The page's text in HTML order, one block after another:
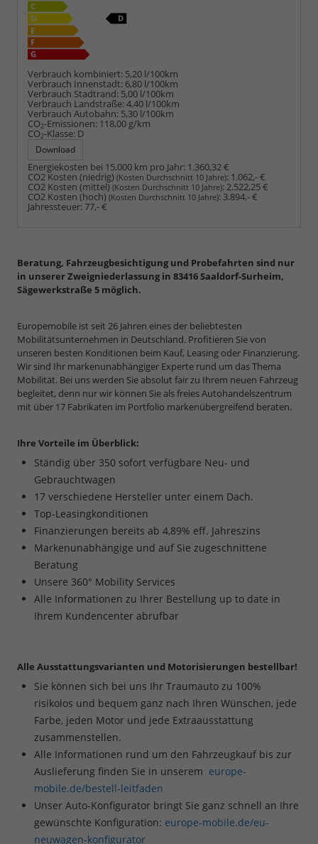
Verbrauch kombiniert: 5,20 l/100km
Verbrauch Innenstadt: 6,80 l/100km
Verbrauch Stadtrand: 5,00 l/100km
Verbrauch Landstraße:4,40 l/100km
Verbrauch Autobahn: 5,30 l/100km
CO2-Emissionen: 118,00 g/km
CO2-Klasse: D
Download
Energiekosten bei 15.000 km pro Jahr: 1.360,32 €
CO2 Kosten (niedrig) (Kosten Durchschnitt 10 Jahre): 1.062,- €
CO2 Kosten (mittel) (Kosten Durchschnitt 10 Jahre):2.522,25 €
CO2 Kosten (hoch) (Kosten Durchschnitt 10 Jahre): 3.894,- €
Jahressteuer:77,- €
Beratung, Fahrzeugbesichtigung und Probefahrten sind nur
in unserer Zweigniederlassung in 83416 Saaldorf-Surheim,
Sägewerkstraße 5 möglich.
Europemobile ist seit 26 Jahren eines der beliebtesten
Mobilitätsunternehmen in Deutschland. Profitieren Sie von
unseren besten Konditionen beim Kauf, Leasing oder Finanzierung.
Wir sind Ihr markenunabhängiger Experte rund um das Thema
Mobilität. Bei uns werden Sie absolut fair zu Ihrem neuen Fahrzeug
begleitet, denn nur wir können Sie als freies Autohandelszentrum
mit über 17 Fabrikaten im Portfolio markenübergreifend beraten.
Ihre Vorteile im Überblick:
Ständig über 350 sofort verfügbare Neu- und
Gebrauchtwagen
17 verschiedene Hersteller unter einem Dach.
Top-Leasingkonditionen
Finanzierungen bereits ab 4,89% eff. Jahreszins
Markenunabhängige und auf Sie zugeschnittene
Beratung
Unsere 360° Mobility Services
Alle Informationen zu Ihrer Bestellung up to date in
Ihrem Kundencenter abrufbar
Alle Ausstattungsvarianten und Motorisierungen bestellbar!
Sie können sich bei uns Ihr Traumauto zu 100%
risikolos und bequem ganz nach Ihren Wünschen, jede
Farbe, jeden Motor und jede Extraausstattung
zusammenstellen.
Alle Informationen rund um den Fahrzeugkauf bis zur
Auslieferung finden Sie in unserem europe-
mobile.de/bestell-leitfaden
Unser Auto-Konfigurator bringt Sie ganz schnell an Ihre
gewünschte Konfiguration: europe-mobile.de/eu-
neuwagen-konfigurator